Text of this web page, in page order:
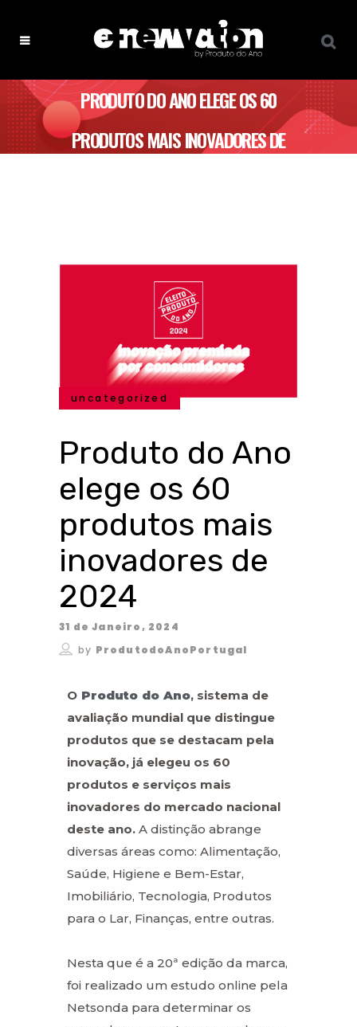
PRODUTO DO ANO ELEGE OS 60
PRODUTOS MAIS INOVADORES DE
uncategorized
Produto do Ano
elege os 60
produtos mais
inovadores de
2024
31 de Janeiro, 2024
by ProdutodoAnoPortugal
O Produto do Ano, sistema de
avaliação mundial que distingue
produtos que se destacam pela
inovação, já elegeu os 60
produtos e serviços mais
inovadores do mercado nacional
deste ano. A distinção abrange
diversas áreas como: Alimentação,
Saúde, Higiene e Bem-Estar,
Imobiliário, Tecnologia, Produtos
para o Lar, Finanças, entre outras.
Nesta que é a 20ª edição da marca,
foi realizado um estudo online pela
Netsonda para determinar os